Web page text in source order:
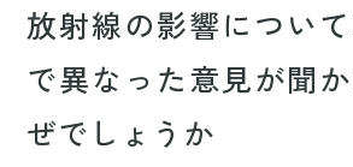
カテゴリ別で読んでみる
科学者の記事
質問と回答
放射線の影響につい
で異なった意見が聞
ぜでしょうか